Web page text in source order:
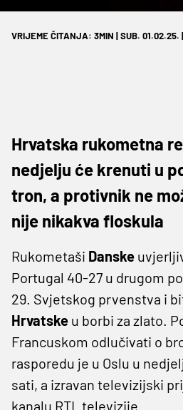
VRIJEME ČITANJA: 3MIN | SUB. 01.02.25.
Hrvatska rukometna
nedjelju će krenuti u
tron, a protivnik ne
nije nikakva floskula
Rukometaši Danske
Portugal 40-27 u drugom
29. Svjetskog prvenstva i
Hrvatske u borbi za zlato.
Francuskom odlučivati o
rasporedu je u Oslu u
sati, a izravan televizijski
kanalu RTL televizije.